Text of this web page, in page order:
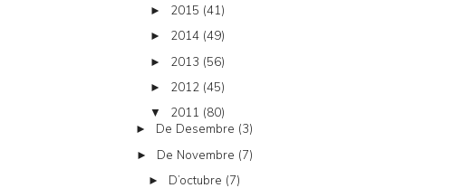
► 2015 (41)
► 2014 (49)
► 2013 (56)
► 2012 (45)
▼ 2011 (80)
► De Desembre (3)
► De Novembre (7)
► D’octubre (7)